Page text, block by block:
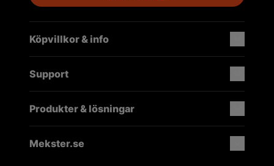
Köpvillkor & info
Support
Produkter & lösningar
Mekster.se